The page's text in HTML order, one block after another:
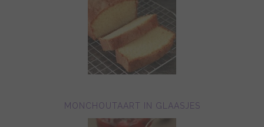
MONCHOUTAART IN GLAASJES